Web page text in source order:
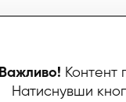
Важливо! Контент
Натиснувши